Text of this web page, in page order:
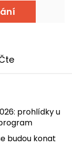
v
prohlídky u
budou konat